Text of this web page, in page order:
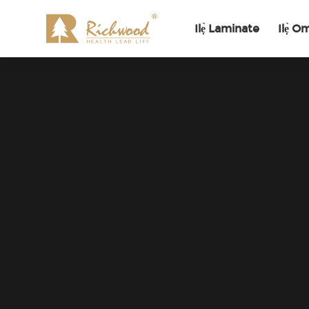
Ilẹ̀ Laminate Ilẹ̀